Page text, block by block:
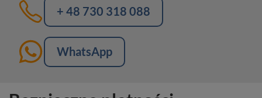
+ 48 730 318 088
WhatsApp